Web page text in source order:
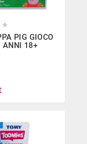

PIG GIOCO
ANNI 18+